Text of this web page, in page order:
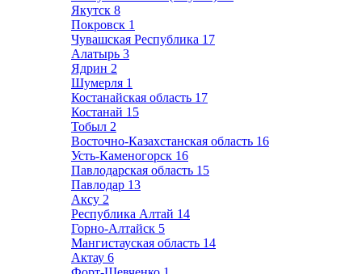
Якутск 8
Покровск 1
Чувашская Республика 17
Алатырь 3
Ядрин 2
Шумерля 1
Костанайская область 17
Костанай 15
Тобыл 2
Восточно-Казахстанская область 16
Усть-Каменогорск 16
Павлодарская область 15
Павлодар 13
Аксу 2
Республика Алтай 14
Горно-Алтайск 5
Мангистауская область 14
Актау 6